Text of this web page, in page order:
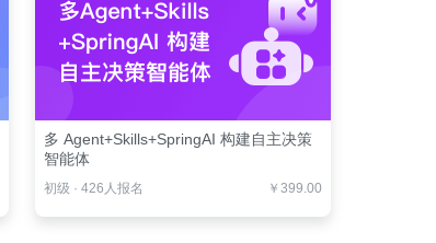
多 Agent+Skills+SpringAI 构建自主决策
智能体
初级 · 426人报名 ￥399.00